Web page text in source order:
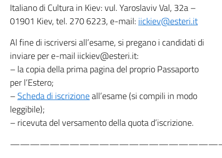
Italiano di Cultura in Kiev: vul. Yaroslaviv Val, 32a –
01901 Kiev, tel. 270 6223, e-mail: iickiev@esteri.it
Al fine di iscriversi all’esame, si pregano i candidati di
inviare per e-mail iickiev@esteri.it:
– la copia della prima pagina del proprio Passaporto
per l’Estero;
–Scheda di iscrizioneall’esame (si compili in modo
leggibile);
– ricevuta del versamento della quota d’iscrizione.